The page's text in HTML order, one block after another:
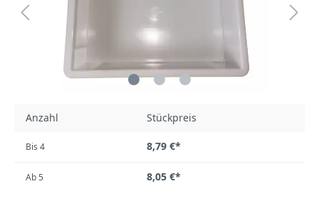
Anzahl Stückpreis
Bis 4 8,79 €*
Ab5 8,05 €*